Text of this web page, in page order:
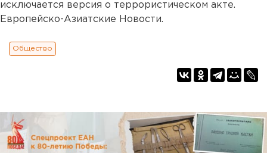
исключается версия о террористическом акте.
Европейско-Азиатские Новости.
Общество